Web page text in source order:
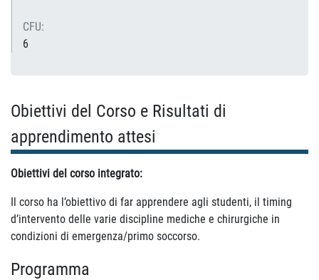
CFU:
6
Obiettivi del Corso e Risultati di
apprendimento attesi
Obiettivi del corso integrato:
Il corso ha l’obiettivo di far apprendere agli studenti, il timing
d’intervento delle varie discipline mediche e chirurgiche in
condizioni di emergenza/primo soccorso.
Programma